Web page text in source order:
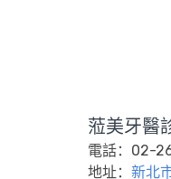
蒞美牙醫
電話：02-
地址： 新北